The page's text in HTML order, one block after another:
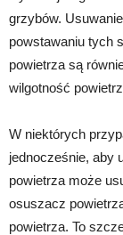
grzybów.
powstawaniu tych
powietrza są
wilgotność
W niektórych
jednocześnie, aby
powietrza może
osuszacz
powietrza. To